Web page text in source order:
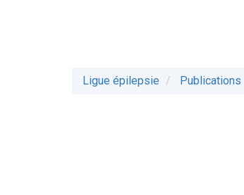
Ligue épilepsie Publications